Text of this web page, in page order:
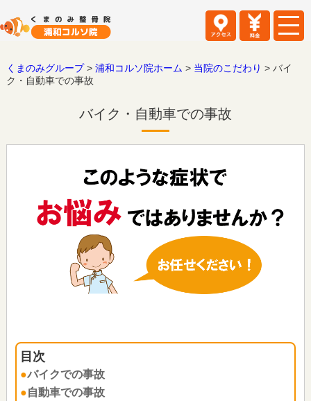
くまのみグループ> 浦和コルソ院ホーム > 当院のこだわり > バイ
ク・自動車での事故
バイク・自動車での事故
バイクでの事故
自動車での事故